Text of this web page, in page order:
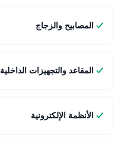
المصابيح والزجاج
المقاعد والتجهيزات الداخلية
الأنظمة الإلكترونية